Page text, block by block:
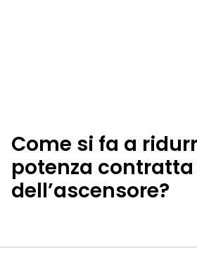
Come si fa a
potenza contratta
dell’ascensore?